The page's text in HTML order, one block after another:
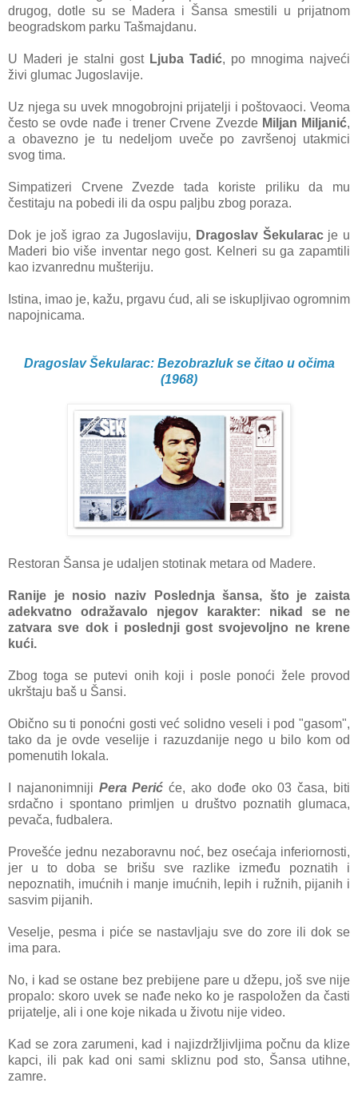
drugog, dotle su se Madera i Šansa smestili u prijatnom
beogradskom parku Tašmajdanu.
U Maderi je stalni gost Ljuba Tadić, po mnogima najveći
živi glumac Jugoslavije.
Uz njega su uvek mnogobrojni prijatelji i poštovaoci. Veoma
često se ovde nađe i trener Crvene Zvezde Miljan Miljanić,
a obavezno je tu nedeljom uveče po završenoj utakmici
svog tima.
Simpatizeri Crvene Zvezde tada koriste priliku da mu
čestitaju na pobedi ili da ospu paljbu zbog poraza.
Dok je još igrao za Jugoslaviju, Dragoslav Šekularacje u
Maderi bio više inventar nego gost. Kelneri su ga zapamtili
kao izvanrednu mušteriju.
Istina, imao je, kažu, prgavu ćud, ali se iskupljivao ogromnim
napojnicama.
Dragoslav Šekularac: Bezobrazluk se čitao u očima
(1968)
Restoran Šansa je udaljen stotinak metara od Madere.
Ranije je nosio naziv Poslednja šansa, što je zaista
adekvatno odražavalo njegov karakter: nikad se ne
zatvara sve dok i poslednji gost svojevoljno ne krene
kući.
Zbog toga se putevi onih koji i posle ponoći žele provod
ukrštaju baš u Šansi.
Obično su ti ponoćni gosti već solidno veseli i pod "gasom",
tako da je ovde veselije i razuzdanije nego u bilo kom od
pomenutih lokala.
I najanonimniji Pera Perić će, ako dođe oko 03 časa, biti
srdačno i spontano primljen u društvo poznatih glumaca,
pevača, fudbalera.
Provešće jednu nezaboravnu noć, bez osećaja inferiornosti,
jer u to doba se brišu sve razlike između poznatih i
nepoznatih, imućnih i manje imućnih, lepih i ružnih, pijanih i
sasvim pijanih.
Veselje, pesma i piće se nastavljaju sve do zore ili dok se
ima para.
No, i kad se ostane bez prebijene pare u džepu, još sve nije
propalo: skoro uvek se nađe neko ko je raspoložen da časti
prijatelje, ali i one koje nikada u životu nije video.
Kad se zora zarumeni, kad i najizdržljivljima počnu da klize
kapci, ili pak kad oni sami skliznu pod sto, Šansa utihne,
zamre.